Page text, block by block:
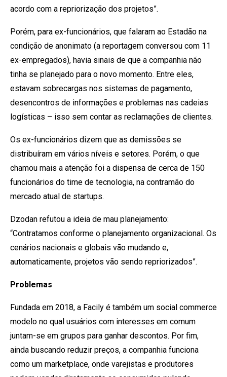
acordo com a repriorização dos projetos”.
Porém, para ex-funcionários, que falaram ao Estadão na
condição de anonimato (a reportagem conversou com 11
ex-empregados), havia sinais de que a companhia não
tinha se planejado para o novo momento. Entre eles,
estavam sobrecargas nos sistemas de pagamento,
desencontros de informações e problemas nas cadeias
logísticas – isso sem contar as reclamações de clientes.
Os ex-funcionários dizem que as demissões se
distribuíram em vários níveis e setores. Porém, o que
chamou mais a atenção foi a dispensa de cerca de 150
funcionários do time de tecnologia, na contramão do
mercado atual de startups.
Dzodan refutou a ideia de mau planejamento:
“Contratamos conforme o planejamento organizacional. Os
cenários nacionais e globais vão mudando e,
automaticamente, projetos vão sendo repriorizados”.
Problemas
Fundada em 2018, a Facily é também um social commerce
modelo no qual usuários com interesses em comum
juntam-se em grupos para ganhar descontos. Por fim,
ainda buscando reduzir preços, a companhia funciona
como um marketplace, onde varejistas e produtores